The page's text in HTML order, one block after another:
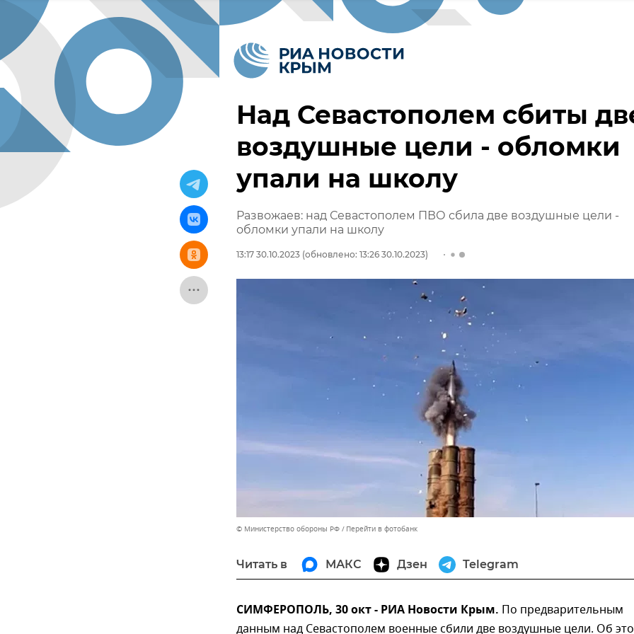
Над Севастополем сбиты
воздушные цели - обломки
упали на школу
Развожаев: над Севастополем ПВО сбила две воздушные цели -
обломки упали на школу
13:17 30.10.2023 (обновлено: 13:26 30.10.2023)
© Министерство обороны РФ Перейти в фотобанк
Читать в МАКС Дзен Telegram
СИМФЕРОПОЛЬ, 30 окт - РИА Новости Крым. По предварительным
данным над Севастополем военные сбили две воздушные цели. Об